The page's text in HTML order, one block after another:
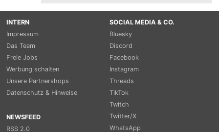
INTERN
Impressum
Das Team
Freie Jobs
Werbung schalten
Unsere Partnershops
Datenschutz & Hinweise
NEWSFEED
RSS 2.0
SOCIAL MEDIA & CO.
Bluesky
Discord
Facebook
Instagram
Threads
TikTok
Twitch
Twitter/X
WhatsApp